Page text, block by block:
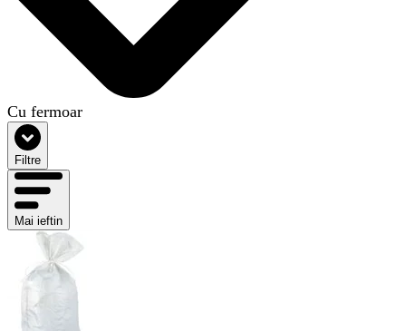
Cu fermoar
Filtre
Mai ieftin